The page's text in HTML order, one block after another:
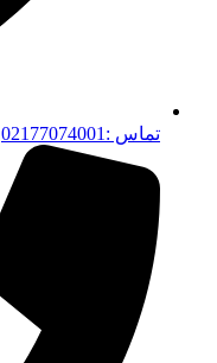
تماس :02177074001